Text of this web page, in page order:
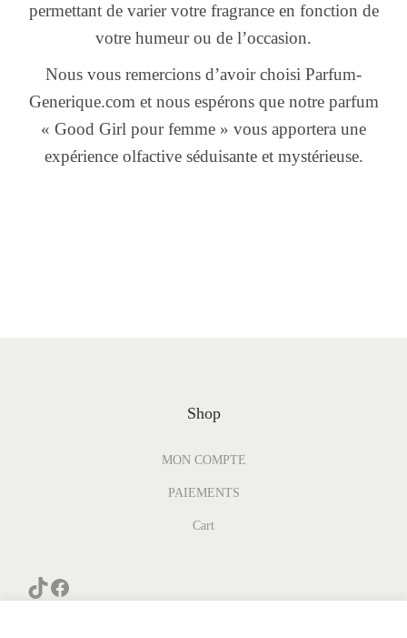
permettant de varier votre fragrance en fonction de
votre humeur ou de l’occasion.
Nous vous remercions d’avoir choisi Parfum-
Generique.com et nous espérons que notre parfum
« Good Girl pour femme » vous apportera une
expérience olfactive séduisante et mystérieuse.
Shop
MON COMPTE
PAIEMENTS
Cart